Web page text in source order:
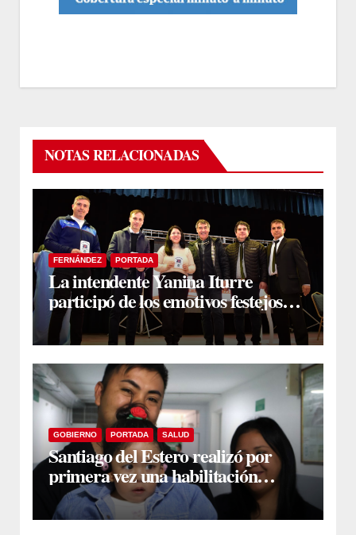
NOTAS RELACIONADAS
FERNÁNDEZ PORTADA
La intendente Yanina Iturre
participó de los emotivos festejos
por el Aniversario del Taekwon-Do
en Fernández
GOBIERNO PORTADA SALUD
Santiago del Estero realizó por
primera vez una habilitación
auditiva con vincha de conducción
ósea